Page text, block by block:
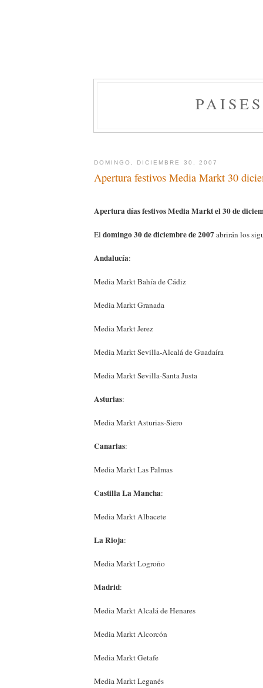
DOMINGO, DICIEMBRE 30, 2007
Apertura festivos Media Markt 30
Apertura días festivos Media Markt el 30 de
El domingo 30 de diciembre de 2007abrirán los
Andalucía:
Media Markt Bahía de Cádiz
Media Markt Granada
Media Markt Jerez
Media Markt Sevilla-Alcalá de Guadaíra
Media Markt Sevilla-Santa Justa
Asturias:
Media Markt Asturias-Siero
Canarias:
Media Markt Las Palmas
Castilla La Mancha:
Media Markt Albacete
La Rioja:
Media Markt Logroño
Madrid:
Media Markt Alcalá de Henares
Media Markt Alcorcón
Media Markt Getafe
Media Markt Leganés